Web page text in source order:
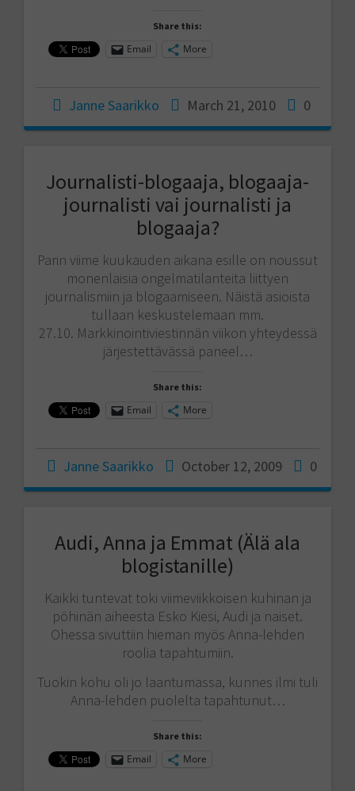
Share this:
Email More
Janne Saarikko March 21, 2010 0
Journalisti-blogaaja, blogaaja-
journalisti vai journalisti ja
blogaaja?
Parin viime kuukauden aikana esille on noussut
monenlaisia ongelmatilanteita liittyen
journalismiin ja blogaamiseen. Näistä asioista
tullaan keskustelemaan mm.
27.10. Markkinointiviestinnän viikon yhteydessä
järjestettävässä paneel…
Share this:
Email More
Janne Saarikko October 12, 2009 0
Audi, Anna ja Emmat (Älä ala
blogistanille)
Kaikki tuntevat toki viimeviikkoisen kuhinan ja
pöhinän aiheesta Esko Kiesi, Audi ja naiset.
Ohessa sivuttiin hieman myös Anna-lehden
roolia tapahtumiin.
Tuokin kohu oli jo laantumassa, kunnes ilmi tuli
Anna-lehden puolelta tapahtunut…
Share this:
Email More